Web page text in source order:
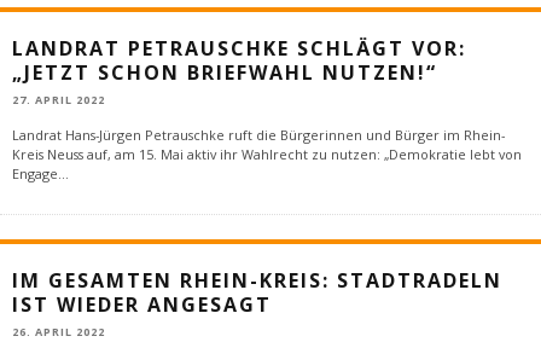
LANDRAT PETRAUSCHKE SCHLÄGT VOR:
„JETZT SCHON BRIEFWAHL NUTZEN!“
27. APRIL 2022
Landrat Hans-Jürgen Petrauschke ruft die Bürgerinnen und Bürger im Rhein-
Kreis Neuss auf, am 15. Mai aktiv ihr Wahlrecht zu nutzen: „Demokratie lebt von
Engage...
IM GESAMTEN RHEIN-KREIS: STADTRADELN
IST WIEDER ANGESAGT
26. APRIL 2022